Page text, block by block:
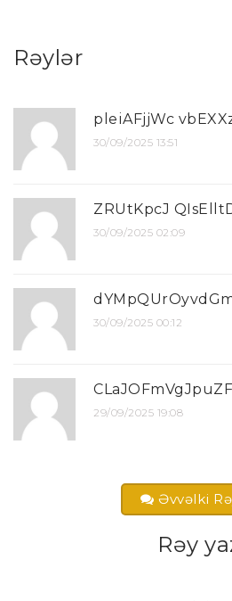
Rəylər
pleiAFjjWc
30/09/2025 13:51
ZRUtKpcJ
30/09/2025 02:09
30/09/2025 00:12
29/09/2025 19:08
Əvvəlki
Rəy